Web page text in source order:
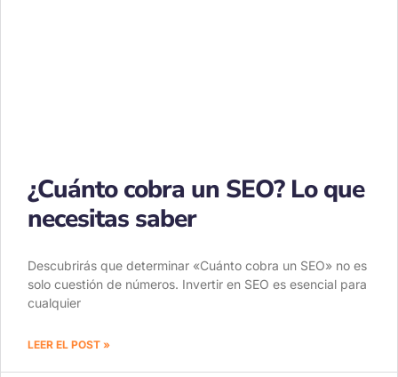
¿Cuánto cobra un SEO? Lo que
necesitas saber
Descubrirás que determinar «Cuánto cobra un SEO» no es
solo cuestión de números. Invertir en SEO es esencial para
cualquier
LEER EL POST »